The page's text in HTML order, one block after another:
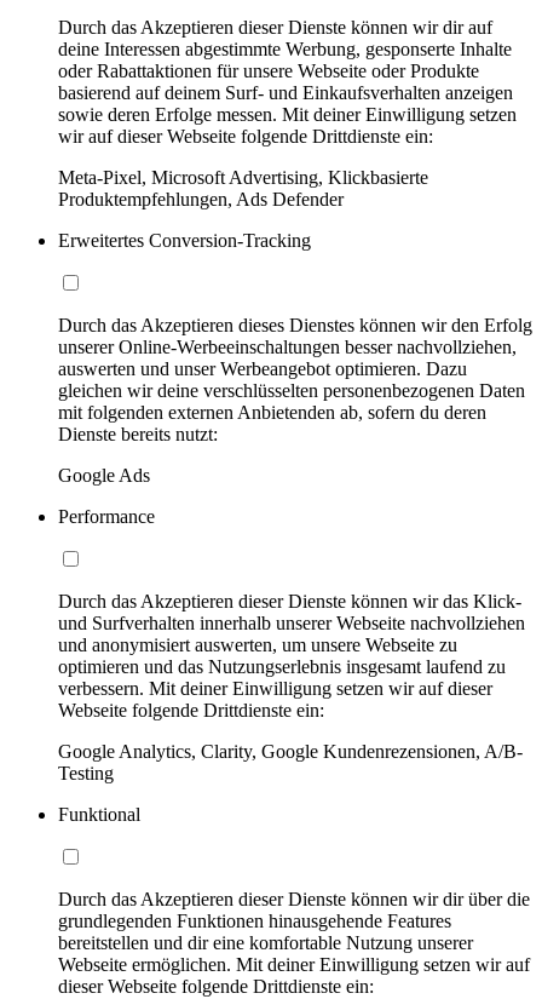
Durch das Akzeptieren dieser Dienste können wir dir auf
deine Interessen abgestimmte Werbung, gesponserte Inhalte
oder Rabattaktionen für unsere Webseite oder Produkte
basierend auf deinem Surf- und Einkaufsverhalten anzeigen
sowie deren Erfolge messen. Mit deiner Einwilligung setzen
wir auf dieser Webseite folgende Drittdienste ein:
Meta-Pixel, Microsoft Advertising, Klickbasierte
Produktempfehlungen, Ads Defender
Erweitertes Conversion-Tracking
Durch das Akzeptieren dieses Dienstes können wir den Erfolg
unserer Online-Werbeeinschaltungen besser nachvollziehen,
auswerten und unser Werbeangebot optimieren. Dazu
gleichen wir deine verschlüsselten personenbezogenen Daten
mit folgenden externen Anbietenden ab, sofern du deren
Dienste bereits nutzt:
Google Ads
Performance
Durch das Akzeptieren dieser Dienste können wir das Klick-
und Surfverhalten innerhalb unserer Webseite nachvollziehen
und anonymisiert auswerten, um unsere Webseite zu
optimieren und das Nutzungserlebnis insgesamt laufend zu
verbessern. Mit deiner Einwilligung setzen wir auf dieser
Webseite folgende Drittdienste ein:
Google Analytics, Clarity, Google Kundenrezensionen, A/B-
Testing
Funktional
Durch das Akzeptieren dieser Dienste können wir dir über die
grundlegenden Funktionen hinausgehende Features
bereitstellen und dir eine komfortable Nutzung unserer
Webseite ermöglichen. Mit deiner Einwilligung setzen wir auf
dieser Webseite folgende Drittdienste ein: